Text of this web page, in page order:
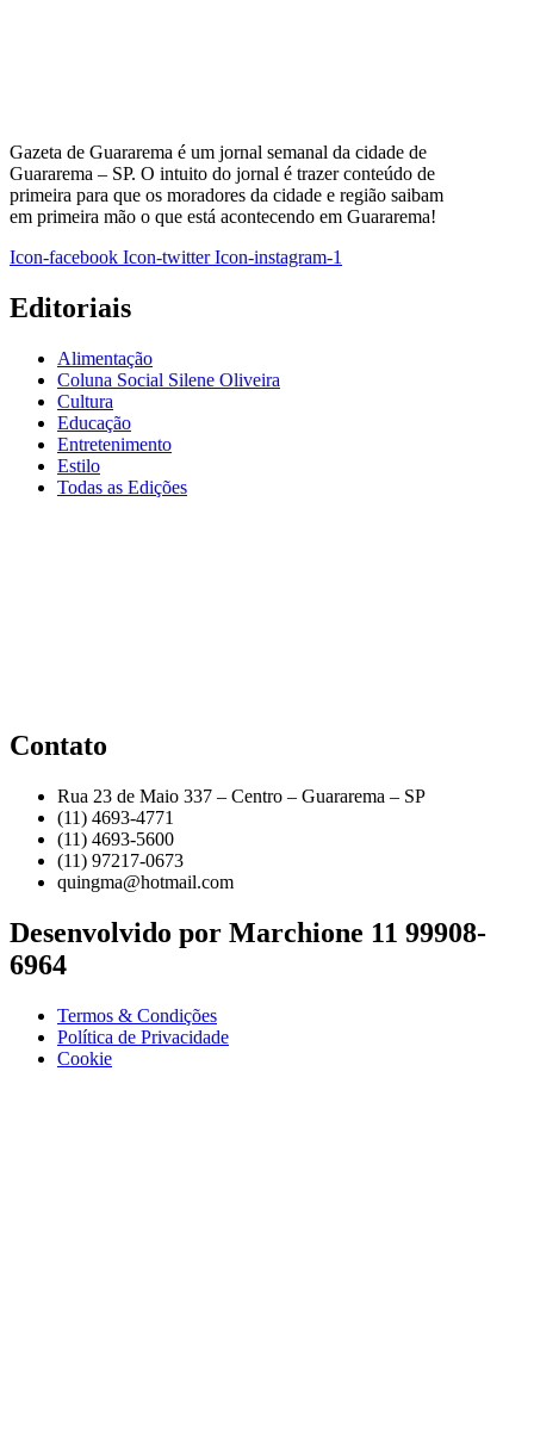
Gazeta de Guararema é um jornal semanal da cidade de
Guararema – SP. O intuito do jornal é trazer conteúdo de
primeira para que os moradores da cidade e região saibam
em primeira mão o que está acontecendo em Guararema!
Icon-facebook Icon-twitter Icon-instagram-1
Editoriais
Alimentação
Coluna Social Silene Oliveira
Cultura
Educação
Entretenimento
Estilo
Todas as Edições
Contato
Rua 23 de Maio 337 – Centro – Guararema – SP
(11) 4693-4771
(11) 4693-5600
(11) 97217-0673
quingma@hotmail.com
Desenvolvido por Marchione 11 99908-
6964
Termos & Condições
Política de Privacidade
Cookie